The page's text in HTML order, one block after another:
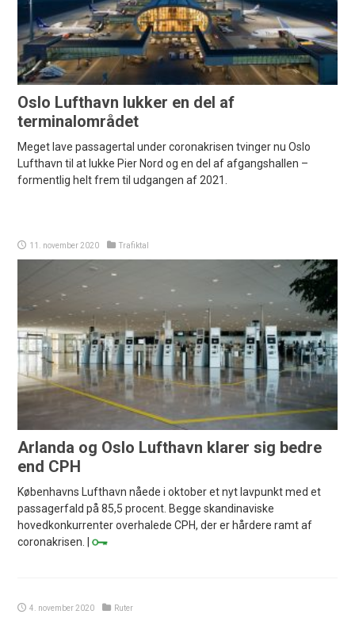
Oslo Lufthavn lukker en del af
terminalområdet
Meget lave passagertal under coronakrisen tvinger nu Oslo
Lufthavn til at lukke Pier Nord og en del af afgangshallen –
formentlig helt frem til udgangen af 2021.
11. november 2020 Trafiktal
Arlanda og Oslo Lufthavn klarer sig bedre
end CPH
Københavns Lufthavn nåede i oktober et nyt lavpunkt med et
passagerfald på 85,5 procent. Begge skandinaviske
hovedkonkurrenter overhalede CPH, der er hårdere ramt af
coronakrisen. |
4. november 2020 Ruter